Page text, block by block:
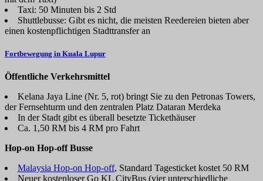
Taxi: 50 Minuten bis 2 Std
Shuttlebusse: Gibt es nicht, die meisten Reedereien bieten aber
einen kostenpflichtigen Stadttransfer an
Fortbewegung in Kuala Lupur
Öffentliche Verkehrsmittel
Kelana Jaya Line (Nr. 5, rot) bringt Sie zu den Petronas Towers,
der Fernsehturm und den zentralen Platz Dataran Merdeka
In der Stadt gibt es überall besetzte Tickethäuser
Ca. 1,50 RM bis 4 RM pro Fahrt
Hop-on Hop-off Busse
Malaysia Hop-on Hop-off, Standard Tagesticket kostet 50 RM
Neuer kostenloser Go KL CityBus (vier unterschiedliche